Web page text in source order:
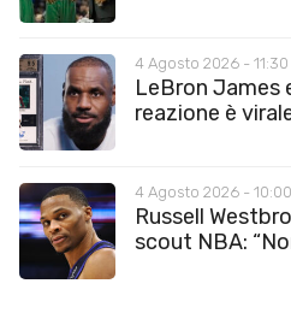
4 Agosto 2026 - 11:30
LeBron James
reazione è
4 Agosto 2026 - 10:00
Russell
scout NBA: